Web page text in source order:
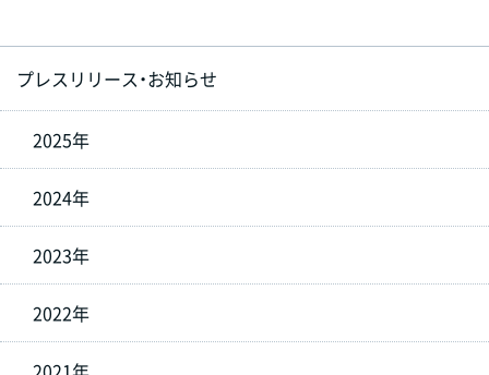
プレスリリース・お知らせ
2025年
2024年
2023年
2022年